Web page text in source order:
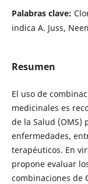
Palabras clave:
indica A. Juss,
Resumen
El uso de
medicinales es
de la Salud (OMS)
enfermedades,
terapéuticos. En
propone evaluar
combinaciones de